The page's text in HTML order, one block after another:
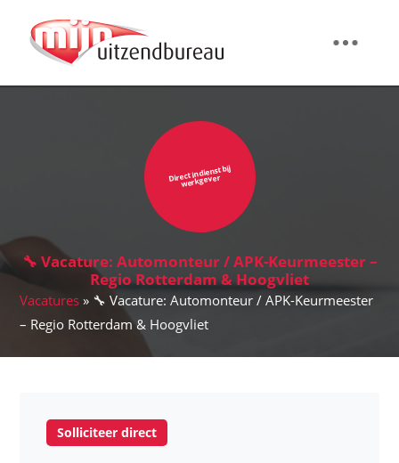
Direct in dienst bij
werkgever
🔧 Vacature: Automonteur / APK-Keurmeester –
Regio Rotterdam & Hoogvliet
Vacatures » 🔧 Vacature: Automonteur / APK-Keurmeester
– Regio Rotterdam & Hoogvliet
Solliciteer direct